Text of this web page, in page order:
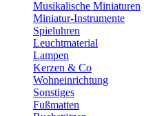
Musikalische Miniaturen
Miniatur-Instrumente
Spieluhren
Leuchtmaterial
Lampen
Kerzen & Co
Wohneinrichtung
Sonstiges
Fußmatten